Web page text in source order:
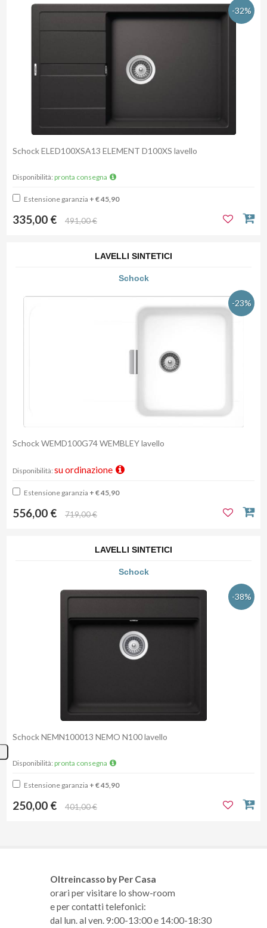
-32%
Schock ELED100XSA13 ELEMENT D100XS lavello
Disponibilità: pronta consegna
Estensione garanzia + € 45,90
335,00 € 491,00 €
LAVELLI SINTETICI
Schock
-23%
Schock WEMD100G74 WEMBLEY lavello
Disponibilità: su ordinazione
Estensione garanzia + € 45,90
556,00 € 719,00 €
LAVELLI SINTETICI
Schock
-38%
Schock NEMN100013 NEMO N100 lavello
Disponibilità: pronta consegna
Estensione garanzia + € 45,90
250,00 € 401,00 €
Oltreincasso by Per Casa
orari per visitare lo show-room
e per contatti telefonici:
dal lun. al ven. 9:00-13:00 e 14:00-18:30